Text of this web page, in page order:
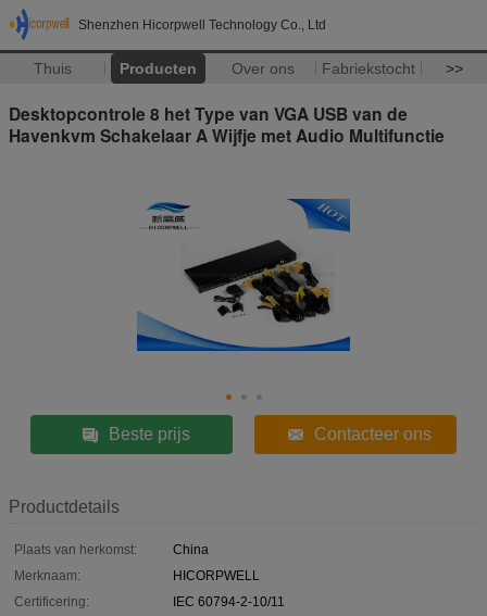
Shenzhen Hicorpwell Technology Co., Ltd
Thuis Producten Over ons Fabriekstocht >>
Desktopcontrole 8 het Type van VGA USB van de
Havenkvm Schakelaar A Wijfje met Audio Multifunctie
Beste prijs Contacteer ons
Productdetails
Plaats van herkomst:
China
Merknaam:
HICORPWELL
Certificering:
IEC 60794-2-10/11